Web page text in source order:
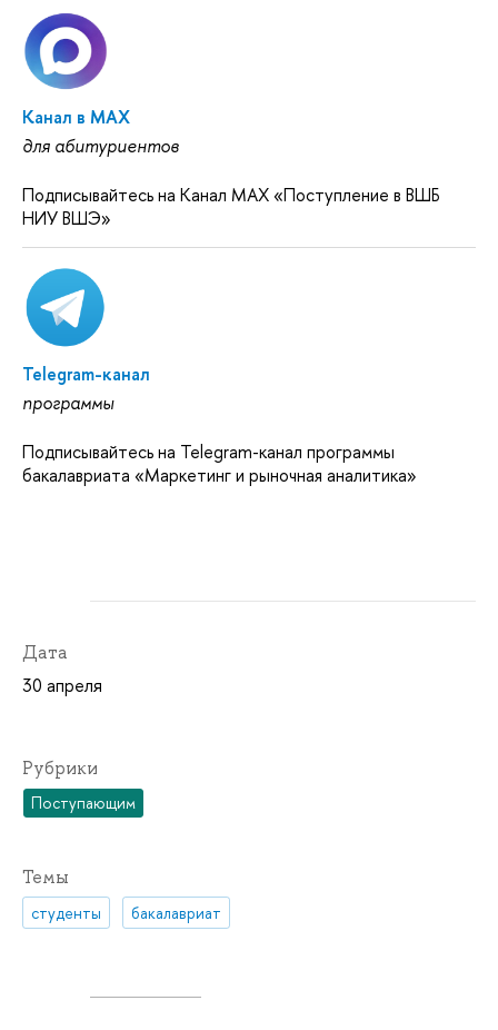
Канал в MAX
для абитуриентов
Подписывайтесь на Канал MAX «Поступление в ВШБ
НИУ ВШЭ»
Telegram-канал
программы
Подписывайтесь на Telegram-канал программы
бакалавриата «Маркетинг и рыночная аналитика»
Дата
30 апреля
Рубрики
Поступающим
Темы
студенты бакалавриат